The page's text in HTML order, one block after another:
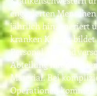
engagierten
jährlich hin, operiert
kranken Kinder,
Personal aus und
Abteilung mit
Material. Bei
Operationen kommen